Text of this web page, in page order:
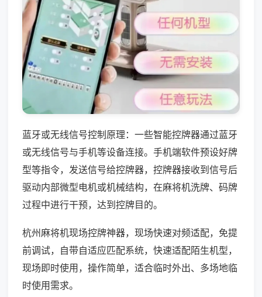
蓝牙或无线信号控制原理：一些智能控牌器通过蓝牙
或无线信号与手机等设备连接。手机端软件预设好牌
型等指令，发送信号给控牌器，控牌器接收到信号后
驱动内部微型电机或机械结构，在麻将机洗牌、码牌
过程中进行干预，达到控牌目的。
杭州麻将机现场控牌神器，现场快速对频适配，免提
前调试，自带自适应匹配系统，快速适配陌生机型，
现场即时使用，操作简单，适合临时外出、多场地临
时使用需求。